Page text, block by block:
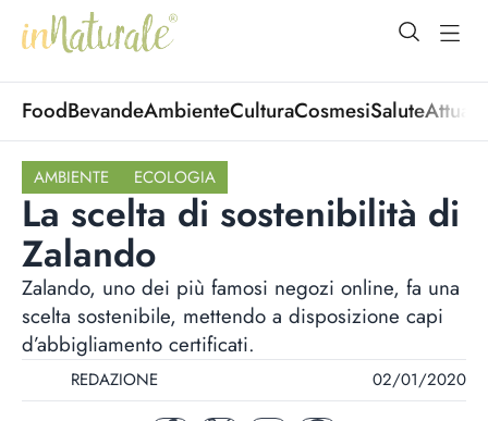
open
FoodBevandeAmbienteCulturaCosmesiSalute
AMBIENTE ECOLOGIA
La scelta di sostenibilità di
Zalando
Zalando, uno dei più famosi negozi online, fa una
scelta sostenibile, mettendo a disposizione capi
d’abbigliamento certificati.
REDAZIONE 02/01/2020